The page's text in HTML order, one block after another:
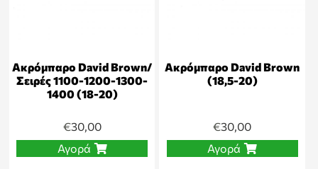
Ακρόμπαρο David Brown/
Σειρές 1100-1200-1300-
1400 (18-20)
€30,00
Αγορά
Ακρόμπαρο David Brown
(18,5-20)
€30,00
Αγορά